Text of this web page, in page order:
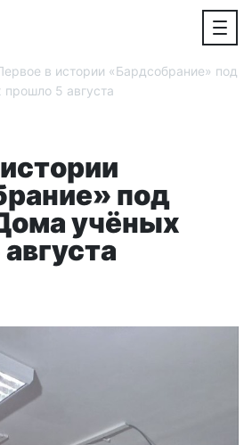
в истории «Бардсобрание» под
5 августа
под
учёных